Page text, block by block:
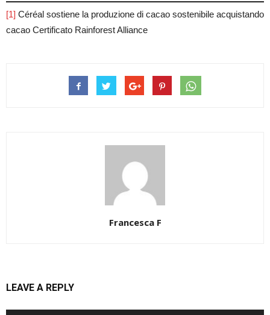
[1] Céréal sostiene la produzione di cacao sostenibile acquistando
cacao Certificato Rainforest Alliance
Francesca F
LEAVE A REPLY